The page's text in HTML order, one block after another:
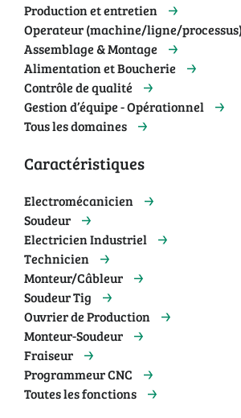
Production et entretien
Operateur (machine/ligne/
Assemblage & Montage
Alimentation et Boucherie
Contrôle de qualité
Gestion d’équipe - Opérationnel
Tous les domaines
Caractéristiques
Electromécanicien
Soudeur
Electricien Industriel
Technicien
Monteur/Câbleur
Soudeur Tig
Ouvrier de Production
Monteur-Soudeur
Fraiseur
Programmeur CNC
Toutes les fonctions